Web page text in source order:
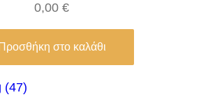
0,00 €
Προσθήκη στο καλάθι